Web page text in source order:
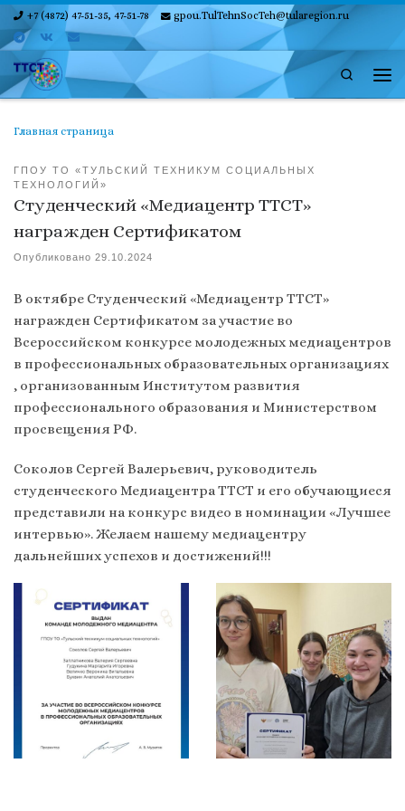
Skip to content
+7 (4872) 47-51-35, 47-51-78 gpou.TulTehnSocTeh@tularegion.ru
Search
Главная страница
ГПОУ ТО «ТУЛЬСКИЙ ТЕХНИКУМ СОЦИАЛЬНЫХ
ТЕХНОЛОГИЙ»
Студенческий «Медиацентр ТТСТ»
награжден Сертификатом
Опубликовано 29.10.2024
В октябре Студенческий «Медиацентр ТТСТ»
награжден Сертификатом за участие во
Всероссийском конкурсе молодежных медиацентров
в профессиональных образовательных организациях
, организованным Институтом развития
профессионального образования и Министерством
просвещения РФ.
Соколов Сергей Валерьевич, руководитель
студенческого Медиацентра ТТСТ и его обучающиеся
представили на конкурс видео в номинации «Лучшее
интервью». Желаем нашему медиацентру
дальнейших успехов и достижений!!!